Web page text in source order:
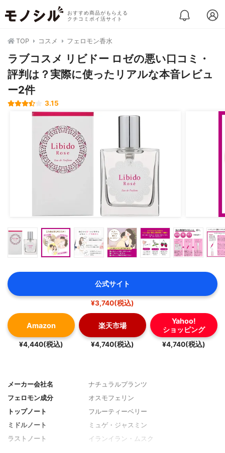
おすすめ商品がもらえる
クチコミポイ活サイト
TOP コスメ フェロモン香水
ラブコスメ リビドー ロゼの悪い口コミ・
評判は？実際に使ったリアルな本音レビュ
ー2件
3.15
公式サイト
¥3,740(税込)
Amazon
¥4,440(税込)
楽天市場
¥4,740(税込)
Yahoo!
ショッピング
¥4,740(税込)
メーカー会社名
ナチュラルプランツ
フェロモン成分
オスモフェリン
トップノート
フルーティーベリー
ミドルノート
ミュゲ・ジャスミン
ラストノート
イランイラン・ムスク